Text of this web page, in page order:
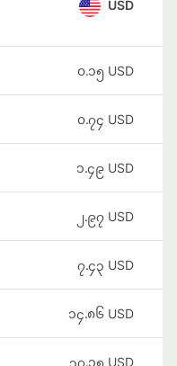
USD
၀.၁၅ USD
၀.၇၄ USD
၁.၄၉ USD
၂.၉၇ USD
၇.၄၃ USD
၁၄.၈၆ USD
၃၇.၁၅ USD